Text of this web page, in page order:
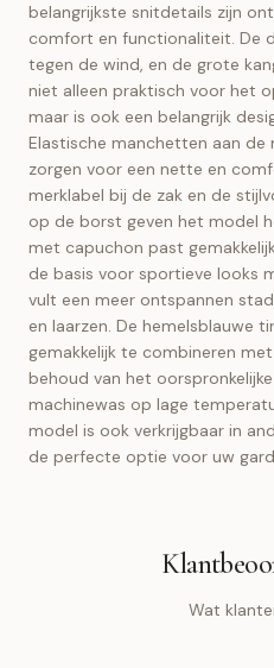
belangrijkste snitdetails zijn
comfort en functionaliteit. De
tegen de wind, en de grote
niet alleen praktisch voor het
maar is ook een belangrijk
Elastische manchetten aan de
zorgen voor een nette en
merklabel bij de zak en de
op de borst geven het model
met capuchon past
de basis voor sportieve looks
vult een meer ontspannen
en laarzen. De hemelsblauwe
gemakkelijk te combineren
behoud van het
machinewas op lage
model is ook verkrijgbaar in
de perfecte optie voor uw
Wat